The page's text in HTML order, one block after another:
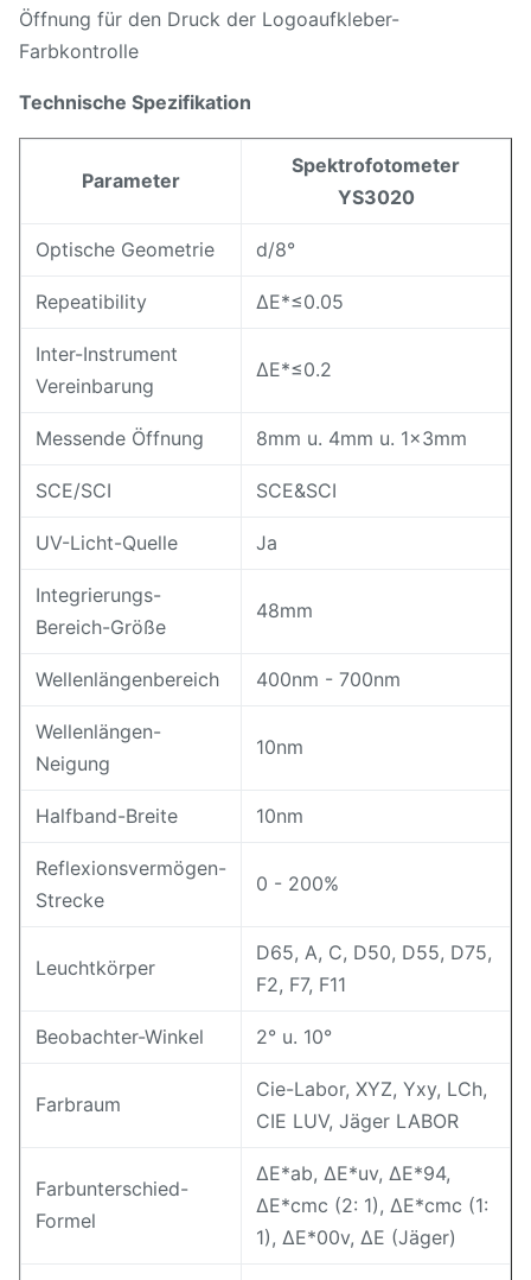
Öffnung für den Druck der Logoaufkleber-
Farbkontrolle
Technische Spezifikation
Parameter
Spektrofotometer
YS3020
Optische Geometrie d/8°
Repeatibility ΔE*≤0.05
Inter-Instrument
Vereinbarung
ΔE*≤0.2
Messende Öffnung 8mm u. 4mm u. 1×3mm
SCE/SCI SCE&SCI
UV-Licht-Quelle Ja
Integrierungs-
Bereich-Größe
48mm
Wellenlängenbereich 400nm - 700nm
Wellenlängen-
Neigung
10nm
Halfband-Breite 10nm
Reflexionsvermögen-
Strecke
0 - 200%
Leuchtkörper
D65, A, C, D50, D55, D75,
F2, F7, F11
Beobachter-Winkel 2° u. 10°
Farbraum
Cie-Labor, XYZ, Yxy, LCh,
CIE LUV, Jäger LABOR
Farbunterschied-
Formel
ΔE*ab, ΔE*uv, ΔE*94,
ΔE*cmc (2: 1), ΔE*cmc (1:
1), ΔE*00v, ΔE (Jäger)